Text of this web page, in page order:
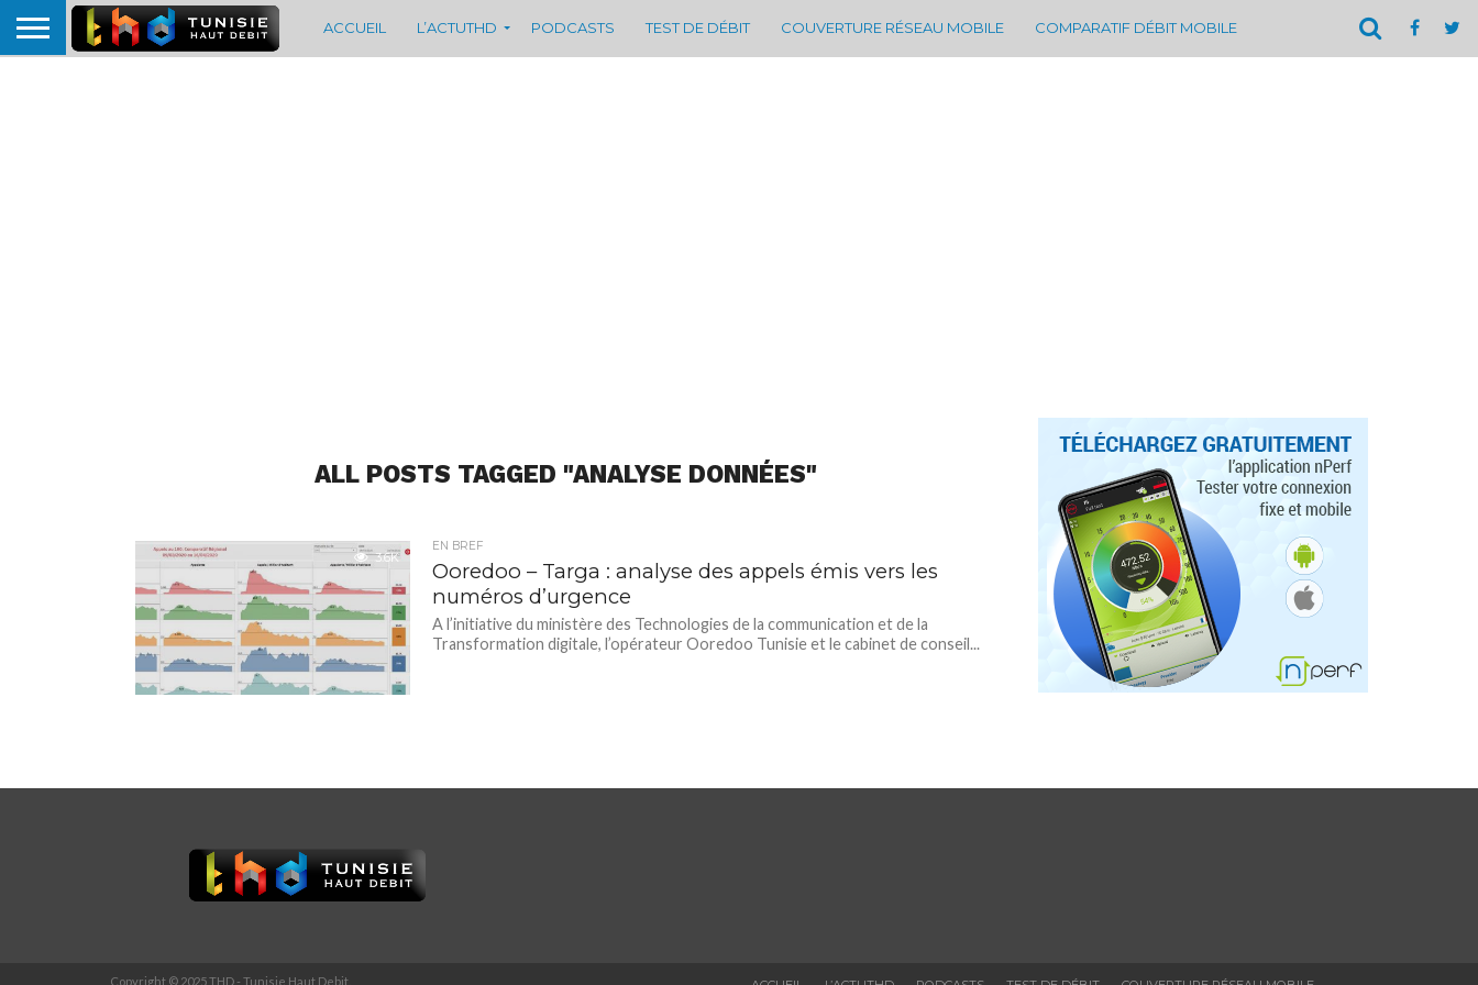
ACCUEIL L’ACTUTHD PODCASTS TEST DE DÉBIT COUVERTURE RÉSEAU MOBILE COMPARATIF DÉBIT MOBILE
ALL POSTS TAGGED "ANALYSE DONNÉES"
3.6K
EN BREF
Ooredoo – Targa : analyse des appels émis vers les
numéros d’urgence
A l’initiative du ministère des Technologies de la communication et de la
Transformation digitale, l’opérateur Ooredoo Tunisie et le cabinet de conseil...
Copyright © 2025 THD - Tunisie Haut Debit.